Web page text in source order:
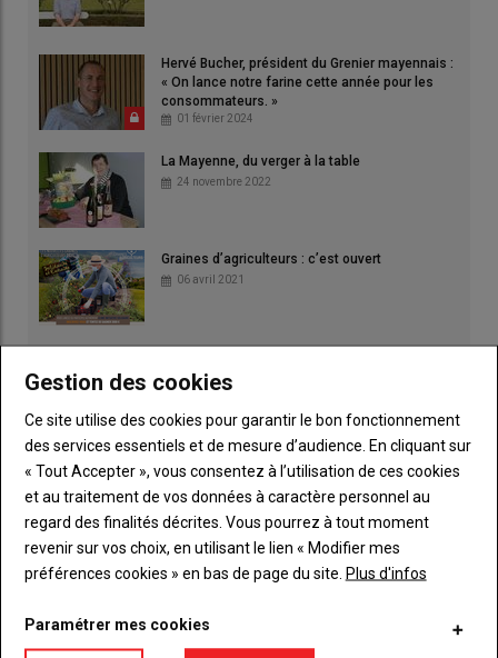
Hervé Bucher, président du Grenier mayennais :
« On lance notre farine cette année pour les
consommateurs. »
01 février 2024
La Mayenne, du verger à la table
24 novembre 2022
Graines d’agriculteurs : c’est ouvert
06 avril 2021
Publicité
Gestion des cookies
Ce site utilise des cookies pour garantir le bon fonctionnement
des services essentiels et de mesure d’audience. En cliquant sur
« Tout Accepter », vous consentez à l’utilisation de ces cookies
et au traitement de vos données à caractère personnel au
regard des finalités décrites. Vous pourrez à tout moment
revenir sur vos choix, en utilisant le lien « Modifier mes
préférences cookies » en bas de page du site. Plus d'infos
Paramétrer mes cookies